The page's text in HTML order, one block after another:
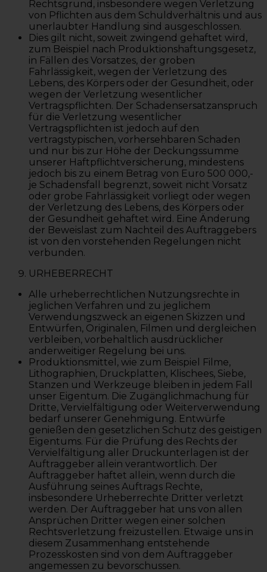
Rechtsgrund, insbesondere wegen Verletzung
von Pflichten aus dem Schuldverhältnis und aus
unerlaubter Handlung sind ausgeschlossen.
Dies gilt nicht, soweit zwingend gehaftet wird,
zum Beispiel nach Produktionshaftungsgesetz,
in Fällen des Vorsatzes, der groben
Fahrlässigkeit, wegen der Verletzung des
Lebens, des Körpers oder der Gesundheit, oder
wegen der Verletzung wesentlicher
Vertragspflichten. Der Schadensersatzanspruch
für die Verletzung wesentlicher
Vertragspflichten ist jedoch auf den
vertragstypischen, vorhersehbaren Schaden
und nur bis zur Höhe der Deckungssumme
unserer Haftpflichtversicherung, mindestens
jedoch bis zu einem Betrag von Euro 500 000,-
je Schadensfall begrenzt, soweit nicht Vorsatz
oder grobe Fahrlässigkeit vorliegt oder wegen
der Verletzung des Lebens, des Körpers oder
der Gesundheit gehaftet wird. Eine Änderung
der Beweislast zum Nachteil des Auftraggebers
ist von den vorstehenden Regelungen nicht
verbunden.
URHEBERRECHT
Alle urheberrechtlichen Nutzungsrechte in
jeglichen Verfahren und zu jeglichem
Verwendungszweck an eigenen Skizzen und
Entwürfen, Originalen, Filmen und dergleichen
verbleiben, vorbehaltlich ausdrücklicher
anderweitiger Regelung bei uns.
Produktionsmittel, wie zum Beispiel Filme,
Lithographien, Druckplatten, Klischees, Siebe,
Stanzen und Werkzeuge bleiben in jedem Fall
unser Eigentum. Die Zugänglichmachung für
Dritte, Vervielfältigung oder Weiterverwendung
bedarf unserer Genehmigung. Entwürfe
genießen den gesetzlichen Schutz des geistigen
Eigentums. Für die Prüfung des Rechts der
Vervielfältigung aller Druckunterlagen ist der
Auftraggeber allein verantwortlich. Der
Auftraggeber haftet allein, wenn durch die
Ausführung seines Auftrags Rechte,
insbesondere Urheberrechte Dritter verletzt
werden. Der Auftraggeber hat uns von allen
Ansprüchen Dritter wegen einer solchen
Rechtsverletzung freizustellen. Etwaige uns in
diesem Zusammenhang entstehende
Prozesskosten sind von dem Auftraggeber
angemessen zu bevorschussen.